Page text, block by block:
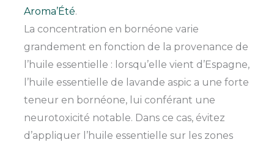
Aroma’Été.
La concentration en bornéone varie
grandement en fonction de la provenance de
l’huile essentielle : lorsqu’elle vient d’Espagne,
l’huile essentielle de lavande aspic a une forte
teneur en bornéone, lui conférant une
neurotoxicité notable. Dans ce cas, évitez
d’appliquer l’huile essentielle sur les zones